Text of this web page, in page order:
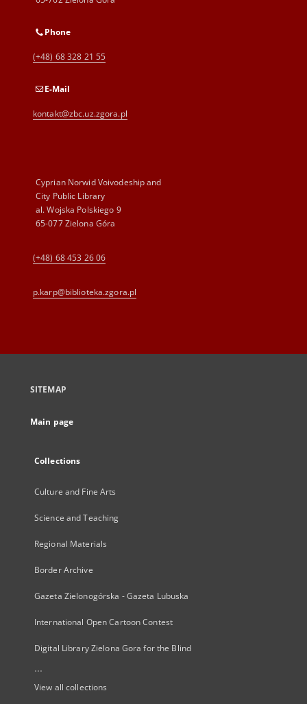
Phone
(+48) 68 328 21 55
E-Mail
kontakt@zbc.uz.zgora.pl
Cyprian Norwid Voivodeship and
City Public Library
al. Wojska Polskiego 9
65-077 Zielona Góra
(+48) 68 453 26 06
p.karp@biblioteka.zgora.pl
SITEMAP
Main page
Collections
Culture and Fine Arts
Science and Teaching
Regional Materials
Border Archive
Gazeta Zielonogórska - Gazeta Lubuska
International Open Cartoon Contest
Digital Library Zielona Gora for the Blind
...
View all collections